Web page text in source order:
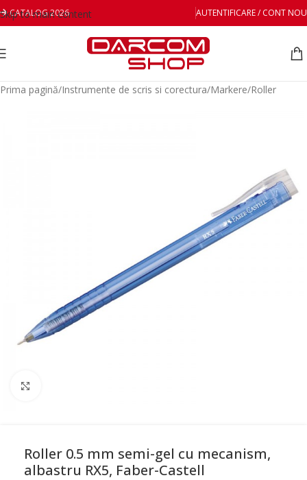
Skip to main content
CATALOG 2026 AUTENTIFICARE / CONT NOU
Prima pagină/Instrumente de scris si corectura/Markere/Roller
Roller 0.5 mm semi-gel cu mecanism,
albastru RX5, Faber-Castell